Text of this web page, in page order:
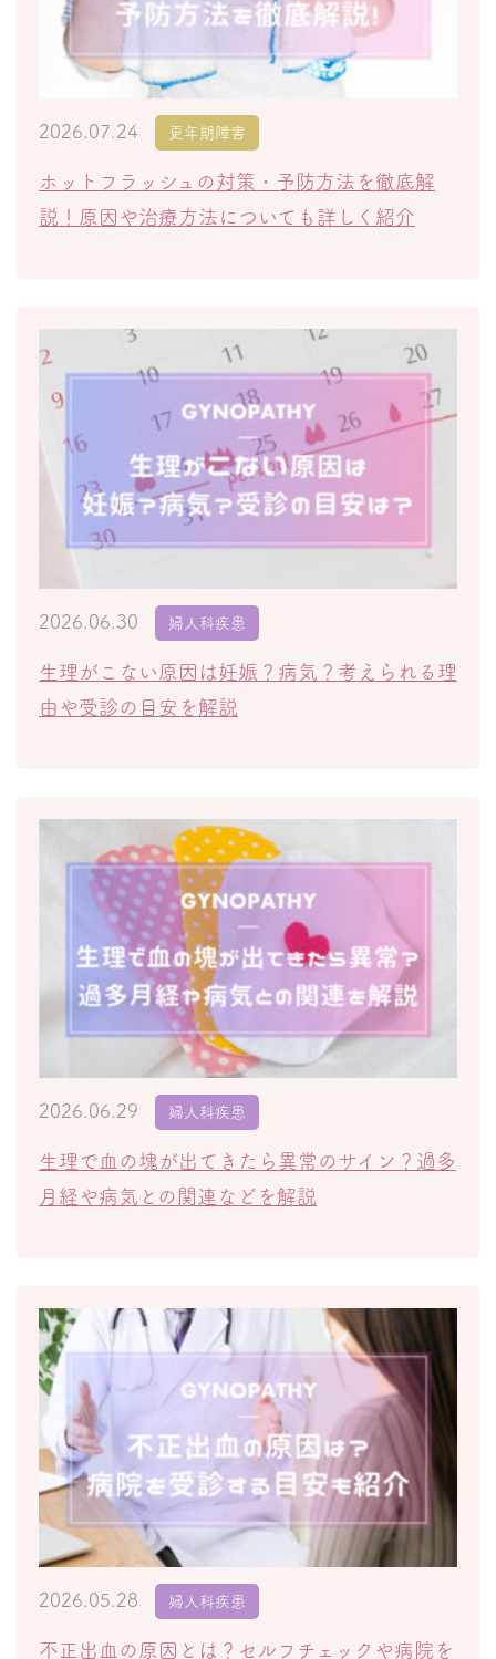
2026.07.24 更年期障害
ホットフラッシュの対策・予防方法を徹底解
説！原因や治療方法についても詳しく紹介
2026.06.30 婦人科疾患
生理がこない原因は妊娠？病気？考えられる理
由や受診の目安を解説
2026.06.29 婦人科疾患
生理で血の塊が出てきたら異常のサイン？過多
月経や病気との関連などを解説
2026.05.28 婦人科疾患
不正出血の原因とは？セルフチェックや病院を